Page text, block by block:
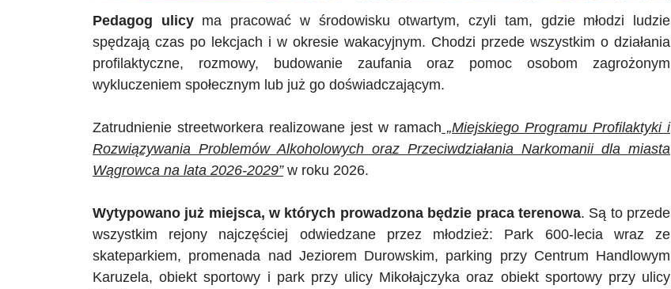
Pedagog ulicyma pracować w środowisku otwartym, czyli tam, gdzie młodzi ludzie
spędzają czas po lekcjach i w okresie wakacyjnym. Chodzi przede wszystkim o działania
profilaktyczne, rozmowy, budowanie zaufania oraz pomoc osobom zagrożonym
wykluczeniem społecznym lub już go doświadczającym.
Zatrudnienie streetworkera realizowane jest w ramach „Miejskiego Programu Profilaktyki i
Rozwiązywania Problemów Alkoholowych oraz Przeciwdziałania Narkomanii dla miasta
Wągrowca na lata 2026-2029”w roku 2026.
Wytypowano już miejsca, w których prowadzona będzie praca terenowa. Są to przede
wszystkim rejony najczęściej odwiedzane przez młodzież: Park 600-lecia wraz ze
skateparkiem, promenada nad Jeziorem Durowskim, parking przy Centrum Handlowym
Karuzela, obiekt sportowy i park przy ulicy Mikołajczyka oraz obiekt sportowy przy ulicy